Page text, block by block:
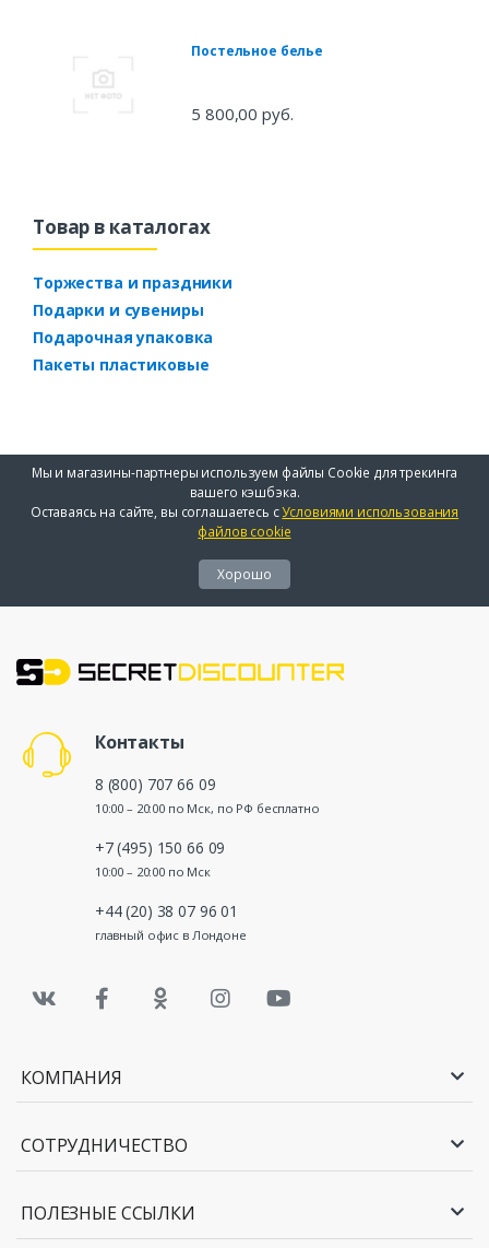
Постельное белье
5 800,00 руб.
Товар в каталогах
Торжества и праздники
Подарки и сувениры
Подарочная упаковка
Пакеты пластиковые
Мы и магазины-партнеры используем файлы Cookie для трекинга
вашего кэшбэка.
Оставаясь на сайте, вы соглашаетесь сУсловиями использования
файлов cookie
Хорошо
Контакты
8 (800) 707 66 09
10:00 – 20:00 по Мск, по РФ бесплатно
+7 (495) 150 66 09
10:00 – 20:00 по Мск
+44 (20) 38 07 96 01
главный офис в Лондоне
КОМПАНИЯ
СОТРУДНИЧЕСТВО
ПОЛЕЗНЫЕ ССЫЛКИ